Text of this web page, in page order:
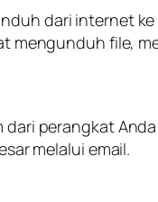
dari internet
mengunduh file,
perangkat
melalui email.